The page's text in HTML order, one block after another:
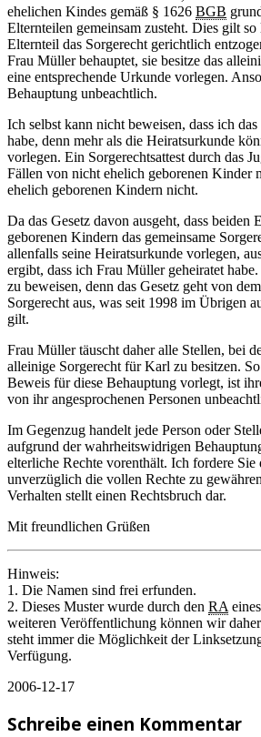
ehelichen Kindes gemäß § 1626 BGB
Elternteilen gemeinsam zusteht. Dies gilt so
Elternteil das Sorgerecht gerichtlich
Frau Müller behauptet, sie besitze das
eine entsprechende Urkunde vorlegen.
Behauptung unbeachtlich.
Ich selbst kann nicht beweisen, dass ich
habe, denn mehr als die Heiratsurkunde
vorlegen. Ein Sorgerechtsattest durch das
Fällen von nicht ehelich geborenen Kinder
ehelich geborenen Kindern nicht.
Da das Gesetz davon ausgeht, dass beiden
geborenen Kindern das gemeinsame
allenfalls seine Heiratsurkunde vorlegen,
ergibt, dass ich Frau Müller geheiratet
zu beweisen, denn das Gesetz geht von
Sorgerecht aus, was seit 1998 im Übrigen
gilt.
Frau Müller täuscht daher alle Stellen, bei
alleinige Sorgerecht für Karl zu besitzen.
Beweis für diese Behauptung vorlegt, ist
von ihr angesprochenen Personen
Im Gegenzug handelt jede Person oder
aufgrund der wahrheitswidrigen
elterliche Rechte vorenthält. Ich fordere Sie
unverzüglich die vollen Rechte zu
Verhalten stellt einen Rechtsbruch dar.
Mit freundlichen Grüßen
Hinweis:
1. Die Namen sind frei erfunden.
2. Dieses Muster wurde durch den RA
weiteren Veröffentlichung können wir
steht immer die Möglichkeit der
Verfügung.
2006-12-17
Schreibe einen Kommentar